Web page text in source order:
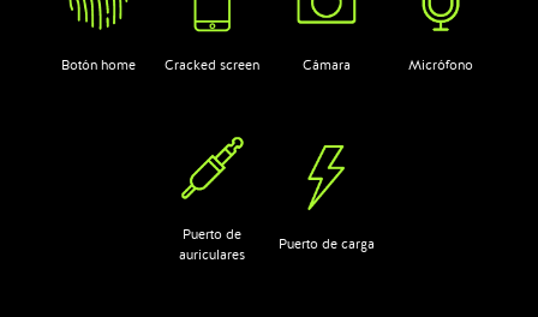
Botón home Cracked screen Cámara Micrófono
Puerto de
auriculares
Puerto de carga